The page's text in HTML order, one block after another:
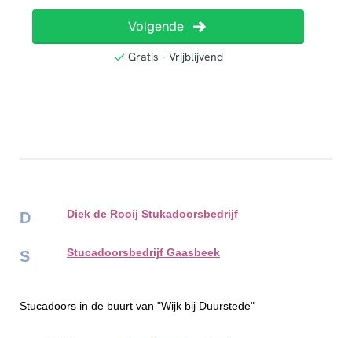
D Diek de Rooij Stukadoorsbedrijf
S Stucadoorsbedrijf Gaasbeek
Stucadoors in de buurt van "Wijk bij Duurstede"